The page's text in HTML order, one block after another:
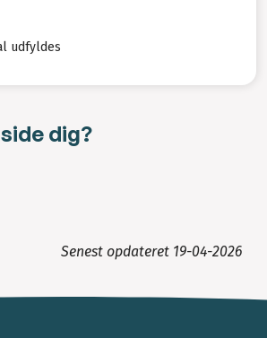
udfyldes
dig?
Senest opdateret 19-04-2026